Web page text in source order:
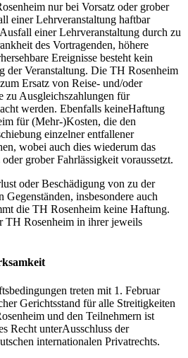
nur bei Vorsatz oder grober
einer Lehrveranstaltung haftbar
einer Lehrveranstaltung durch zu
des Vortragenden, höhere
Ereignisse besteht kein
der Veranstaltung. Die TH Rosenheim
Ersatz von Reise- und/oder
zu Ausgleichszahlungen für
werden. Ebenfalls keineHaftung
für (Mehr-)Kosten, die den
einzelner entfallener
wobei auch dies wiederum das
grober Fahrlässigkeit voraussetzt.
oder Beschädigung von zu der
Gegenständen, insbesondere auch
die TH Rosenheim keine Haftung.
TH Rosenheim in ihrer jeweils
treten mit 1. Februar
Gerichtsstand für alle Streitigkeiten
und den Teilnehmern ist
Recht unterAusschluss der
internationalen Privatrechts.